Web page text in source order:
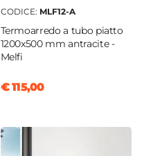
CODICE: MLF12-A
Termoarredo a tubo piatto
1200x500 mm antracite -
Melfi
€ 115,00